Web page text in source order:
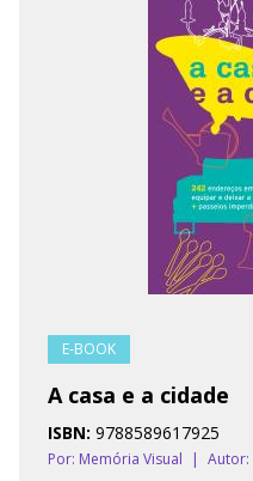
E-BOOK
A casa e a cidade
ISBN: 9788589617925
Por: Memória Visual | Autor: